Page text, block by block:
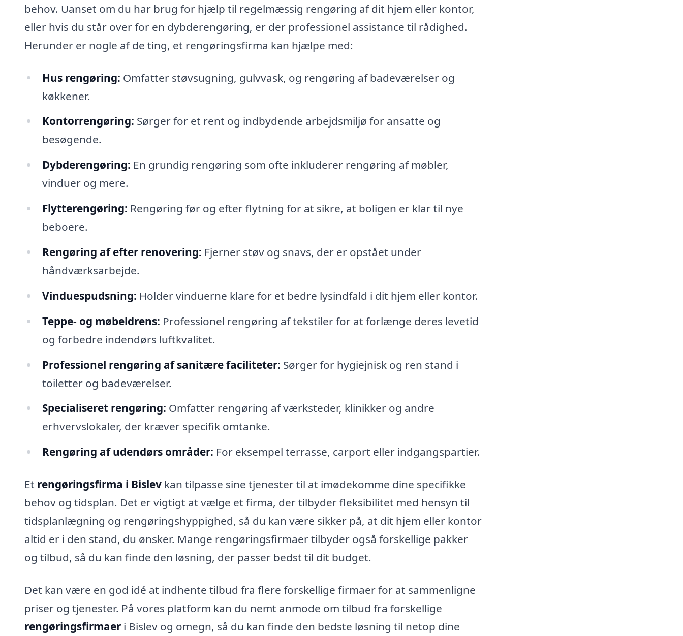
behov. Uanset om du har brug for hjælp til regelmæssig rengøring af dit hjem eller kontor,
eller hvis du står over for en dybderengøring, er der professionel assistance til rådighed.
Herunder er nogle af de ting, et rengøringsfirma kan hjælpe med:
Hus rengøring: Omfatter støvsugning, gulvvask, og rengøring af badeværelser og
køkkener.
Kontorrengøring: Sørger for et rent og indbydende arbejdsmiljø for ansatte og
besøgende.
Dybderengøring: En grundig rengøring som ofte inkluderer rengøring af møbler,
vinduer og mere.
Flytterengøring: Rengøring før og efter flytning for at sikre, at boligen er klar til nye
beboere.
Rengøring af efter renovering: Fjerner støv og snavs, der er opstået under
håndværksarbejde.
Vinduespudsning: Holder vinduerne klare for et bedre lysindfald i dit hjem eller kontor.
Teppe- og møbeldrens: Professionel rengøring af tekstiler for at forlænge deres levetid
og forbedre indendørs luftkvalitet.
Professionel rengøring af sanitære faciliteter: Sørger for hygiejnisk og ren stand i
toiletter og badeværelser.
Specialiseret rengøring: Omfatter rengøring af værksteder, klinikker og andre
erhvervslokaler, der kræver specifik omtanke.
Rengøring af udendørs områder: For eksempel terrasse, carport eller indgangspartier.
Et rengøringsfirma i Bislev kan tilpasse sine tjenester til at imødekomme dine specifikke
behov og tidsplan. Det er vigtigt at vælge et firma, der tilbyder fleksibilitet med hensyn til
tidsplanlægning og rengøringshyppighed, så du kan være sikker på, at dit hjem eller kontor
altid er i den stand, du ønsker. Mange rengøringsfirmaer tilbyder også forskellige pakker
og tilbud, så du kan finde den løsning, der passer bedst til dit budget.
Det kan være en god idé at indhente tilbud fra flere forskellige firmaer for at sammenligne
priser og tjenester. På vores platform kan du nemt anmode om tilbud fra forskellige
rengøringsfirmaer i Bislev og omegn, så du kan finde den bedste løsning til netop dine